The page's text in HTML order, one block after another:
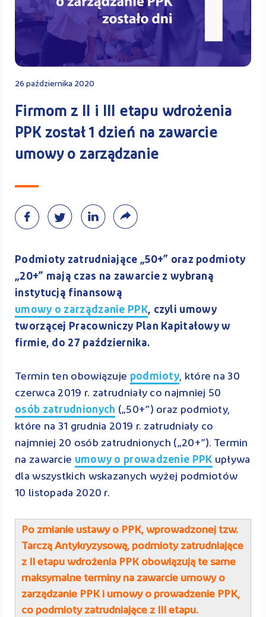
Kontakt
Zaloguj się
A
26 października 2020
Firmom z II i III etapu wdrożenia
PPK został 1 dzień na zawarcie
umowy o zarządzanie
Podmioty zatrudniające „50+” oraz podmioty
„20+” mają czas na zawarcie z wybraną
instytucją finansową
umowy o zarządzanie PPK, czyli umowy
tworzącej Pracowniczy Plan Kapitałowy w
firmie, do 27 października.
Termin ten obowiązuje podmioty, które na 30
czerwca 2019 r. zatrudniały co najmniej 50
osób zatrudnionych („50+”) oraz podmioty,
które na 31 grudnia 2019 r. zatrudniały co
najmniej 20 osób zatrudnionych („20+”). Termin
na zawarcie umowy o prowadzenie PPK upływa
dla wszystkich wskazanych wyżej podmiotów
10 listopada 2020 r.
Po zmianie ustawy o PPK, wprowadzonej tzw.
Tarczą Antykryzysową, podmioty zatrudniające
z II etapu wdrożenia PPK obowiązują te same
maksymalne terminy na zawarcie umowy o
zarządzanie PPK i umowy o prowadzenie PPK,
co podmioty zatrudniające z III etapu.